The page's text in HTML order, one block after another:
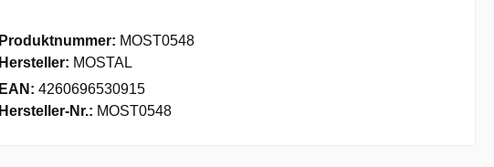
Produktnummer: MOST0548
Hersteller: MOSTAL
EAN: 4260696530915
Hersteller-Nr.: MOST0548